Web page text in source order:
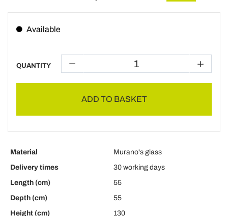
Available
QUANTITY
ADD TO BASKET
Material
Murano's glass
Delivery times
30 working days
Length (cm)
55
Depth (cm)
55
Height (cm)
130